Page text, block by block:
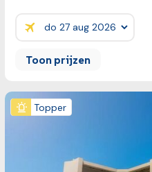
Prijzen:
Toon prijzen
Topper
Bekijk reis